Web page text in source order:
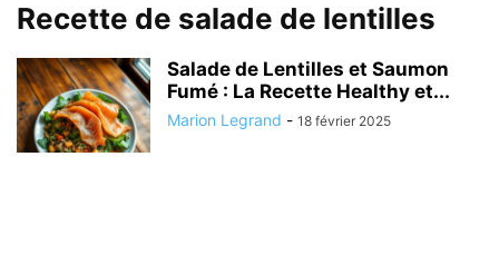
Recette de salade de lentilles
Salade de Lentilles et Saumon
Fumé : La Recette Healthy et...
Marion Legrand - 18 février 2025